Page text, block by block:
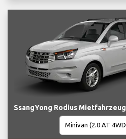
SsangYong Rodius